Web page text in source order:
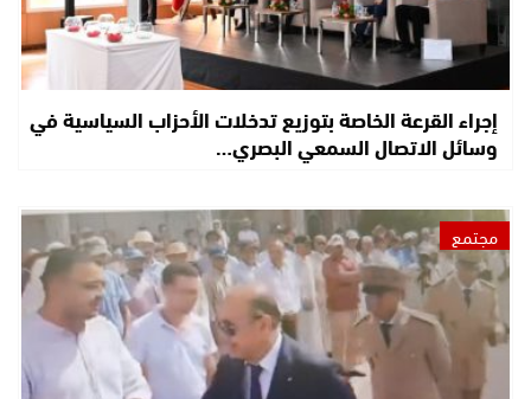
إجراء القرعة الخاصة بتوزيع تدخلات الأحزاب السياسية في
وسائل الاتصال السمعي البصري…
مجتمع